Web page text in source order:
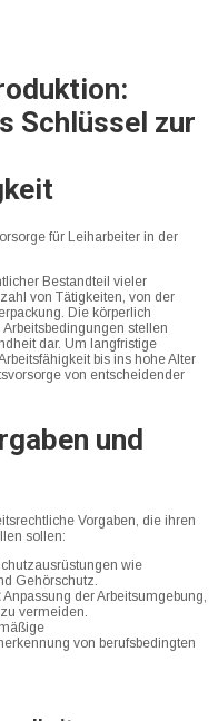
Schlüssel zur
für Leiharbeiter in der
Bestandteil vieler
von Tätigkeiten, von der
Die körperlich
stellen
dar. Um langfristige
bis ins hohe Alter
von entscheidender
und
Vorgaben, die ihren
sollen:
wie
Gehörschutz.
Anpassung der Arbeitsumgebung,
vermeiden.
von berufsbedingten